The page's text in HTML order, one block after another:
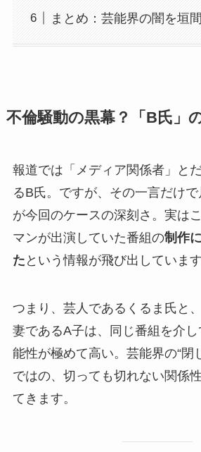
まとめ：芸能界の闇を垣
不倫騒動の黒幕？「B氏」
報道では「メディア関係者」と
るB氏。ですが、その一言だけ
が今回のケースの深刻さ。実は
マンが出演していた番組の制作
た という情報が飛び出しています
つまり、芸人であるくるま氏と
妻であるA子は、同じ番組を介
能性が極めて高い。芸能界の“閉
ではの、切っても切れない関係
てきます。